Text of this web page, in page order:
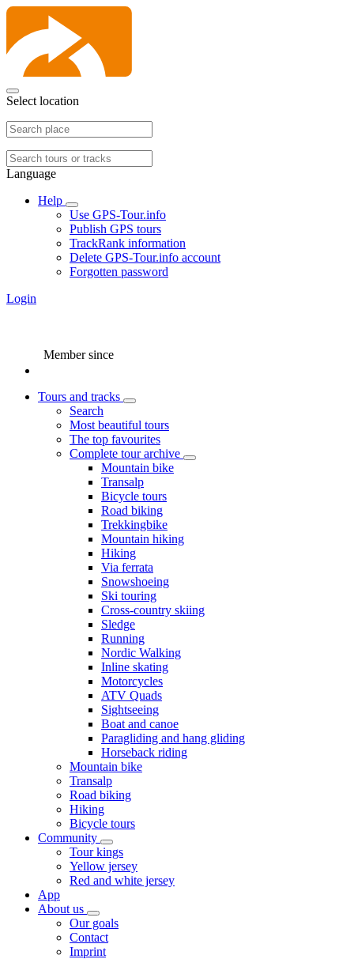
Select location
Language
Help
Use GPS-Tour.info
Publish GPS tours
TrackRank information
Delete GPS-Tour.info account
Forgotten password
Login
Member since
Tours and tracks
Search
Most beautiful tours
The top favourites
Complete tour archive
Mountain bike
Transalp
Bicycle tours
Road biking
Trekkingbike
Mountain hiking
Hiking
Via ferrata
Snowshoeing
Ski touring
Cross-country skiing
Sledge
Running
Nordic Walking
Inline skating
Motorcycles
ATV Quads
Sightseeing
Boat and canoe
Paragliding and hang gliding
Horseback riding
Mountain bike
Transalp
Road biking
Hiking
Bicycle tours
Community
Tour kings
Yellow jersey
Red and white jersey
App
About us
Our goals
Contact
Imprint